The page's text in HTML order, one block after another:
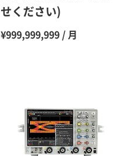
47％（割引率53％）
45％（割引率55％）
せください)
¥999,999,999 / 月